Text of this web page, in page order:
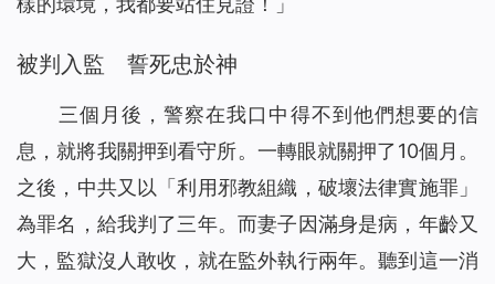
被判入監 誓死忠於神
三個月後，警察在我口中得不到他們想要的信
息，就將我關押到看守所。一轉眼就關押了10個月。
之後，中共又以「利用邪教組織，破壞法律實施罪」
為罪名，給我判了三年。而妻子因滿身是病，年齡又
大，監獄沒人敢收，就在監外執行兩年。聽到這一消